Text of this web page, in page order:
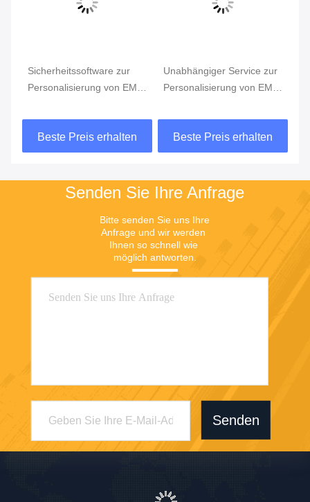
Unabhängiger Service zur
Personalisierung von EMV-
Sicherheitsverschlüsselung
Beste Preis erhalten
Dynamischer Service zur
Personalisierung von
EMV-Zahlungslösungen
Beste Preis erhalten
Senden Sie Ihre Anfrage
Bitte senden Sie uns Ihre
Anfrage und wir werden
Ihnen so schnell wie
möglich antworten.
Senden